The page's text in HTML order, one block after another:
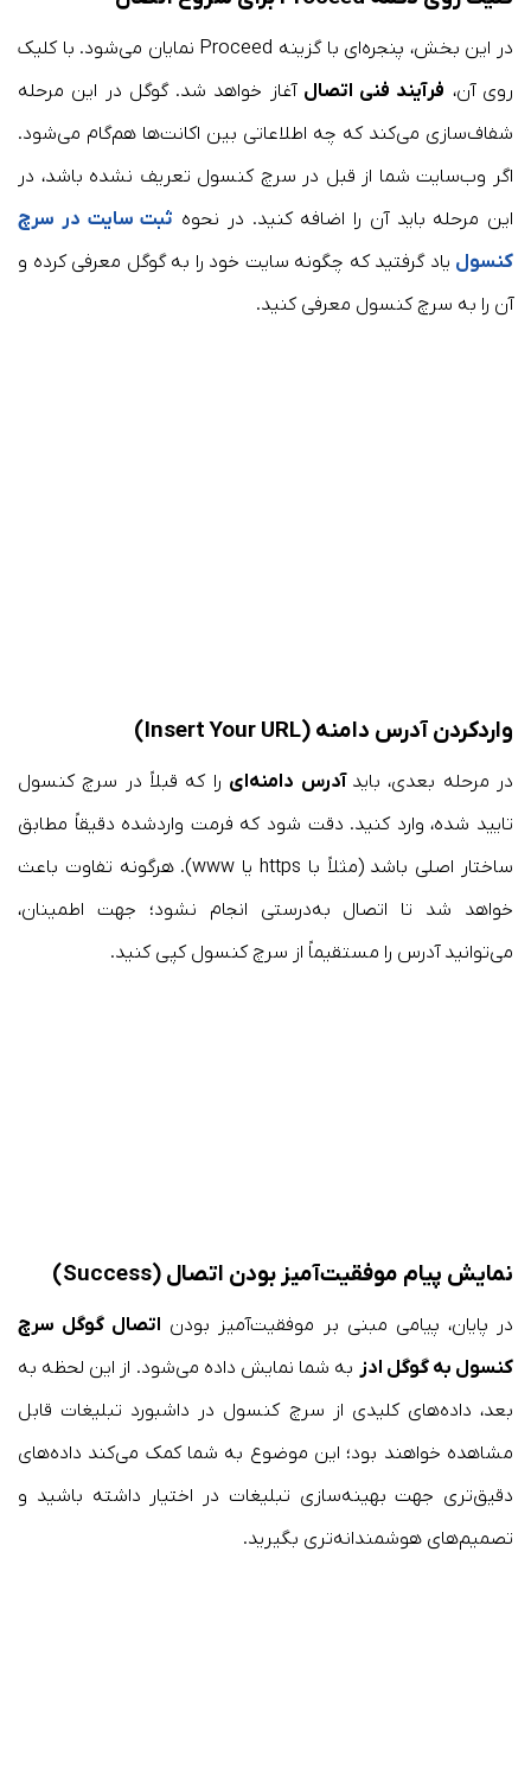
در این بخش، پنجره‌ای با گزینه Proceed نمایان می‌شود. با کلیک
روی آن، فرآیند فنی اتصال آغاز خواهد شد. گوگل در این مرحله
شفاف‌سازی می‌کند که چه اطلاعاتی بین اکانت‌ها هم‌گام می‌شود.
اگر وب‌سایت شما از قبل در سرچ کنسول تعریف نشده باشد، در
این مرحله باید آن را اضافه کنید. در نحوه ثبت سایت در سرچ
کنسول یاد گرفتید که چگونه سایت خود را به گوگل معرفی کرده و
آن را به سرچ کنسول معرفی کنید.
واردکردن آدرس دامنه (Insert Your URL)
در مرحله بعدی، باید آدرس دامنه‌ای را که قبلاً در سرچ کنسول
تایید شده، وارد کنید. دقت شود که فرمت واردشده دقیقاً مطابق
ساختار اصلی باشد (مثلاً با https یا www). هرگونه تفاوت باعث
خواهد شد تا اتصال به‌درستی انجام نشود؛ جهت اطمینان،
می‌توانید آدرس را مستقیماً از سرچ کنسول کپی کنید.
نمایش پیام موفقیت‌آمیز بودن اتصال (Success)
در پایان، پیامی مبنی بر موفقیت‌آمیز بودن اتصال گوگل سرچ
کنسول به گوگل ادز به شما نمایش داده می‌شود. از این لحظه به
بعد، داده‌های کلیدی از سرچ کنسول در داشبورد تبلیغات قابل
مشاهده خواهند بود؛ این موضوع به شما کمک می‌کند داده‌های
دقیق‌تری جهت بهینه‌سازی تبلیغات در اختیار داشته باشید و
تصمیم‌های هوشمندانه‌تری بگیرید.